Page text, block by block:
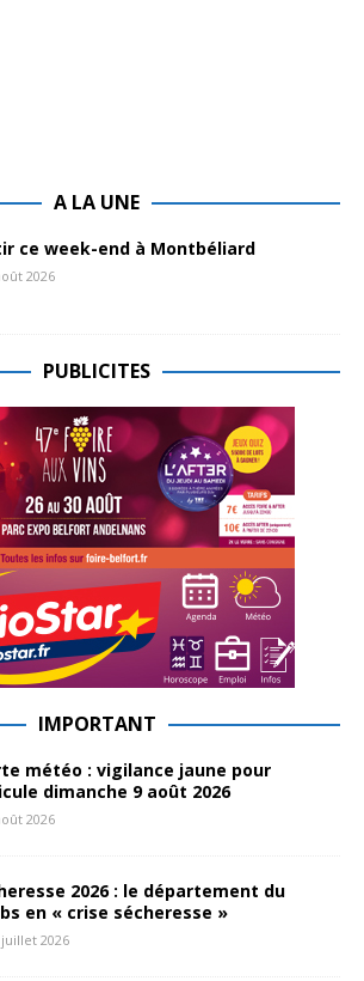
A LA UNE
ce week-end à Montbéliard
2026
PUBLICITES
IMPORTANT
météo : vigilance jaune pour
dimanche 9 août 2026
2026
2026 : le département du
en « crise sécheresse »
juillet 2026